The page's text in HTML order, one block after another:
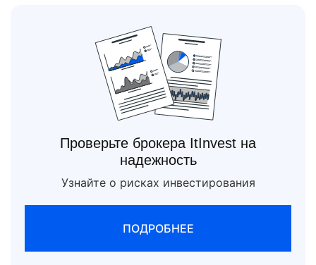
Проверьте брокера ItInvest на
надежность
Узнайте о рисках инвестирования
ПОДРОБНЕЕ